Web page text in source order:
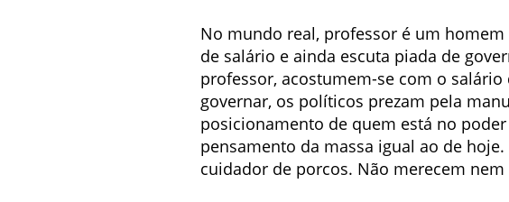
No mundo real, professor é um
de salário e ainda escuta piada de
professor, acostumem-se com o
governar, os políticos prezam pela
posicionamento de quem está no
pensamento da massa igual ao de
cuidador de porcos. Não merecem